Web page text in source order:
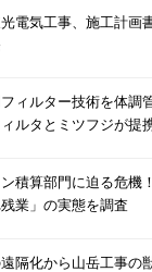
電気工事、施工計画
ィルター技術を体調
ルタとミツフジが提
積算部門に迫る危
残業」の実態を調査
隔化から山岳工事